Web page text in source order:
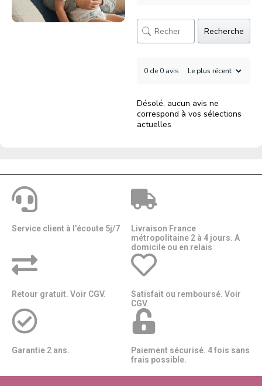
Recherche
0 de 0 avis
Désolé, aucun avis ne
correspond à vos sélections
actuelles
Service client à l'écoute 5j/7
Livraison France
métropolitaine 2 à 4 jours. A
domicile ou en relais​​
Retour gratuit. Voir CGV.
Satisfait ou remboursé. Voir
CGV.
Garantie 2 ans.
Paiement sécurisé. 4 fois sans
frais possible.